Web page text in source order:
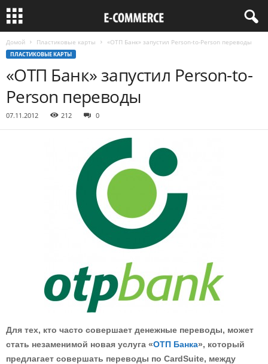
Домой Пластиковые карты «ОТП Банк» запустил Person-to-Person переводы
ПЛАСТИКОВЫЕ КАРТЫ
«ОТП Банк» запустил Person-to-
Person переводы
07.11.2012 212 0
Для тех, кто часто совершает денежные переводы, может
стать незаменимой новая услуга «ОТП Банка», который
предлагает совершать переводы по CardSuite, между